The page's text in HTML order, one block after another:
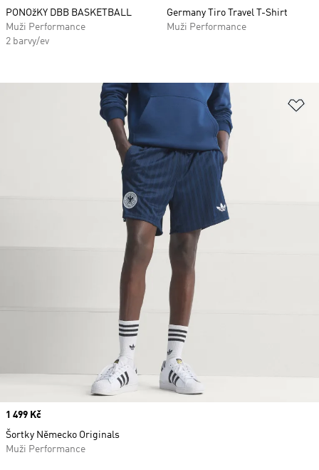
PONOžKY DBB BASKETBALL
Muži Performance
2 barvy/ev
Germany Tiro Travel T-Shirt
Muži Performance
Price
1 499 Kč
Šortky Německo Originals
Muži Performance